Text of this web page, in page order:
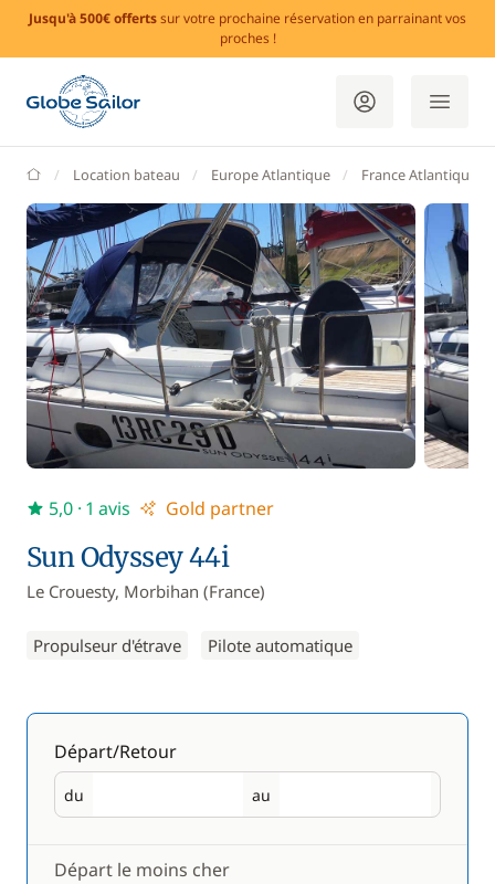
Jusqu'à 500€ offertssur votre prochaine réservation en parrainant vos
proches !
GlobeSailor
Location bateau Europe Atlantique France Atlantique
Sun Odyssey 44i
Le Crouesty, Morbihan (France)
Propulseur d'étrave Pilote automatique
5,0 · 1 avis Gold partner
Départ/Retour
du
Départ au
Retour
Départ le moins cher